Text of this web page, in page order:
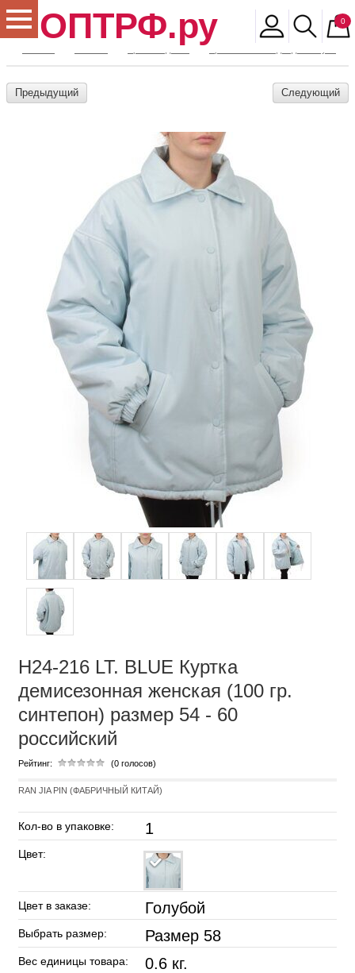
ОПТРФ.ру 0
Предыдущий Следующий
H24-216 LT. BLUE Куртка
демисезонная женская (100 гр.
синтепон) размер 54 - 60
российский
Рейтинг: (0 голосов)
RAN JIA PIN (ФАБРИЧНЫЙ КИТАЙ)
Кол-во в упаковке: 1
Цвет:
Цвет в заказе: Голубой
Выбрать размер: Размер 58
Вес единицы товара: 0.6 кг.